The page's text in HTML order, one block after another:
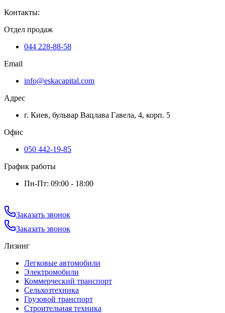
Контакты:
Отдел продаж
044 228-88-58
Email
info@eskacapital.com
Адрес
г. Киев, бульвар Вацлава Гавела, 4, корп. 5
Офис
050 442-19-85
График работы
Пн-Пт: 09:00 - 18:00
Заказать звонок
Заказать звонок
Лизинг
Легковые автомобили
Электромобили
Коммерческий транспорт
Сельхозтехника
Грузовой транспорт
Строительная техника